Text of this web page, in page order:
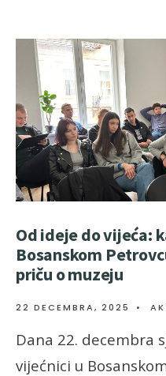
Od ideje do vijeća:
Bosanskom
priču o muzeju
22 DECEMBRA, 2025 •
Dana 22. decembra
vijećnici u